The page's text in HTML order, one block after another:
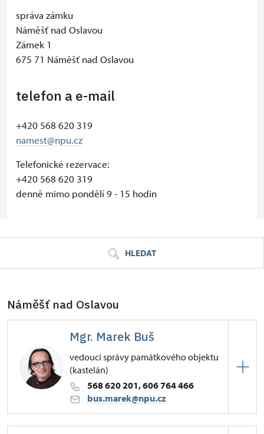
správa zámku
Náměšť nad Oslavou
Zámek 1
675 71 Náměšť nad Oslavou
telefon a e-mail
+420 568 620 319
namest@npu.cz
Telefonické rezervace:
+420 568 620 319
denně mimo pondělí 9 - 15 hodin
HLEDAT
Náměšť nad Oslavou
Mgr. Marek Buš
vedoucí správy památkového objektu
(kastelán)
568 620 201, 606 764 466
bus.marek@npu.cz